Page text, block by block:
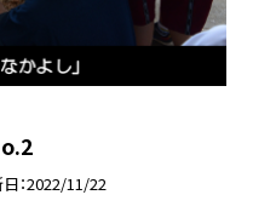
2022/11/22